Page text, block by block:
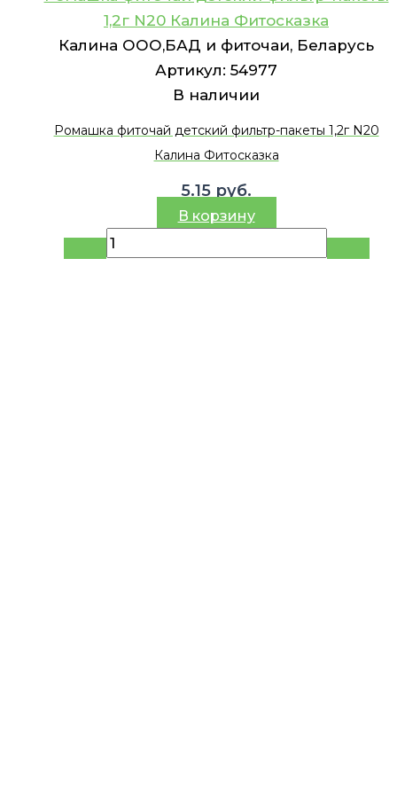
1,2г N20 Калина Фитосказка
Калина ООО,БАД и фиточаи, Беларусь
Артикул: 54977
В наличии
Ромашка фиточай детский фильтр-пакеты 1,2г N20
Калина Фитосказка
5.15 руб.
В корзину